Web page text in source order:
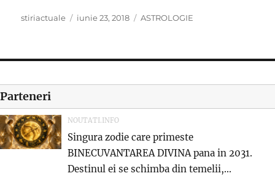
Author
stiriactuale
Posted
iunie 23, 2018 Categories
ASTROLOGIE
Parteneri
NOUTATI.INFO
Singura zodie care primeste
BINECUVANTAREA DIVINA pana in 2031.
Destinul ei se schimba din temelii,...